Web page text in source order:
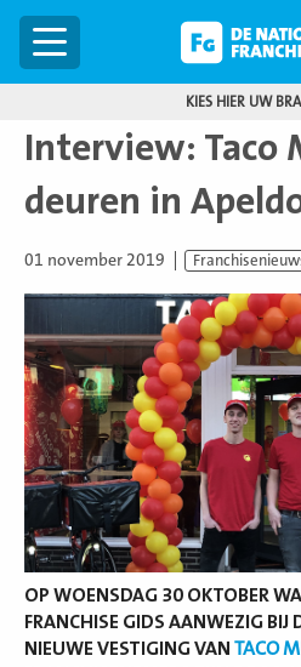
Menu
KIES HIER UW
Interview: Taco
deuren in
01 november 2019
OP WOENSDAG 30 OKTOBER
FRANCHISE GIDS AANWEZIG BIJ
NIEUWE VESTIGING VAN TACO